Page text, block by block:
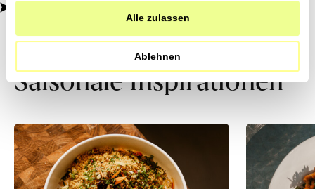
haben.
Alle zulassen
Ablehnen
100% transparent, 0% Zusatzstoffe.
Saisonale Inspirationen